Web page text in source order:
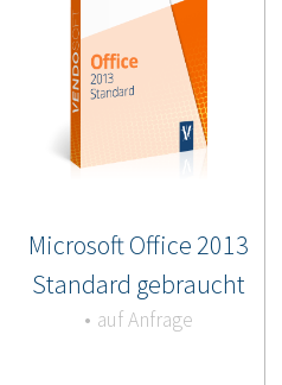
Microsoft Office 2013
Standard gebraucht
auf Anfrage